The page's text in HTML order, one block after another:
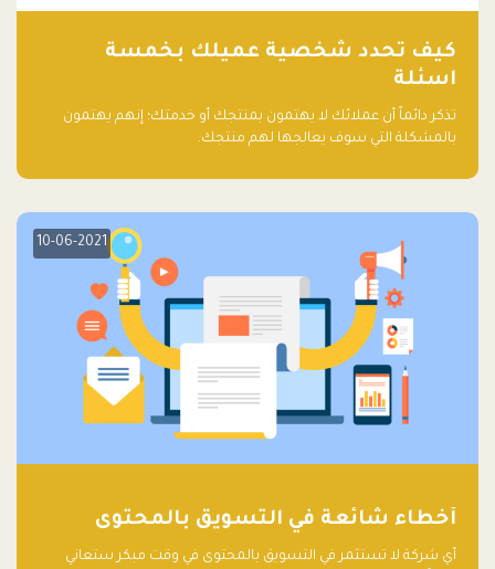
كيف تحدد شخصية عميلك بخمسة
اسئلة
تذكر دائماً أن عملائك لا يهتمون بمنتجك أو خدمتك؛ إنهم يهتمون
بالمشكلة التي سوف يعالجها لهم منتجك.
10-06-2021
أخطاء شائعة في التسويق بالمحتوى
أي شركة لا تستثمر في التسويق بالمحتوى في وقت مبكر ستعاني